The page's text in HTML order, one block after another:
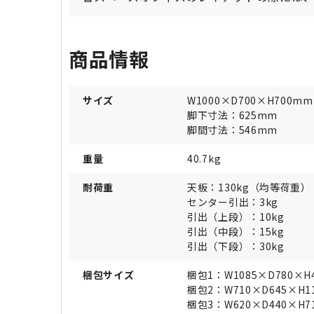
商品情報
サイズ
W1000×D700×H700mm
脚下寸法：625mm
脚間寸法：546mm
重量 40.7kg
耐荷重
天板：130kg（均等荷重）
センター引出：3kg
引出（上段）：10kg
引出（中段）：15kg
引出（下段）：30kg
梱包サイズ
梱包1：
梱包2：
梱包3：